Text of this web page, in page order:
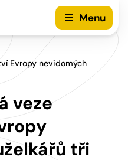
Menu
Evropy nevidomých
veze
tři